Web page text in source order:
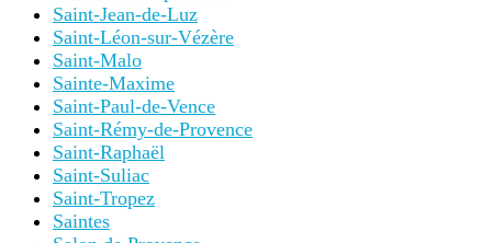
Saint-Jean-de-Luz
Saint-Léon-sur-Vézère
Saint-Malo
Sainte-Maxime
Saint-Paul-de-Vence
Saint-Rémy-de-Provence
Saint-Raphaël
Saint-Suliac
Saint-Tropez
Saintes